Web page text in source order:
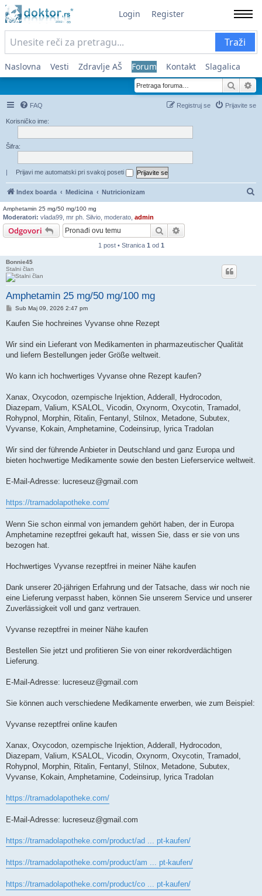
Login Register
Traži
Naslovna Vesti Zdravlje AŠ Forum Kontakt Slagalica
FAQ Prijavite se
Registruj se
Korisničko ime:
Šifra:
| Prijavi me automatski pri svakoj poseti
Index boarda Medicina Nutricionizam
Amphetamin 25 mg/50 mg/100 mg
Moderatori: vlada99 mr ph. Silvio moderato admin
Odgovori Pretraga
1 post • Stranica 1 od 1
Bonnie45
Stalni član
Amphetamin 25 mg/50 mg/100 mg
Post
Sub Maj 09, 2026 2:47 pm
Kaufen Sie hochreines Vyvanse ohne Rezept
Wir sind ein Lieferant von Medikamenten in pharmazeutischer Qualität
und liefern Bestellungen jeder Größe weltweit.
Wo kann ich hochwertiges Vyvanse ohne Rezept kaufen?
Xanax, Oxycodon, ozempische Injektion, Adderall, Hydrocodon,
Diazepam, Valium, KSALOL, Vicodin, Oxynorm, Oxycotin, Tramadol,
Rohypnol, Morphin, Ritalin, Fentanyl, Stilnox, Metadone, Subutex,
Vyvanse, Kokain, Amphetamine, Codeinsirup, lyrica Tradolan
Wir sind der führende Anbieter in Deutschland und ganz Europa und
bieten hochwertige Medikamente sowie den besten Lieferservice weltweit.
E-Mail-Adresse: lucreseuz@gmail.com
https://tramadolapotheke.com/
Wenn Sie schon einmal von jemandem gehört haben, der in Europa
Amphetamine rezeptfrei gekauft hat, wissen Sie, dass er sie von uns
bezogen hat.
Hochwertiges Vyvanse rezeptfrei in meiner Nähe kaufen
Dank unserer 20-jährigen Erfahrung und der Tatsache, dass wir noch nie
eine Lieferung verpasst haben, können Sie unserem Service und unserer
Zuverlässigkeit voll und ganz vertrauen.
Vyvanse rezeptfrei in meiner Nähe kaufen
Bestellen Sie jetzt und profitieren Sie von einer rekordverdächtigen
Lieferung.
E-Mail-Adresse: lucreseuz@gmail.com
Sie können auch verschiedene Medikamente erwerben, wie zum Beispiel:
Vyvanse rezeptfrei online kaufen
Xanax, Oxycodon, ozempische Injektion, Adderall, Hydrocodon,
Diazepam, Valium, KSALOL, Vicodin, Oxynorm, Oxycotin, Tramadol,
Rohypnol, Morphin, Ritalin, Fentanyl, Stilnox, Metadone, Subutex,
Vyvanse, Kokain, Amphetamine, Codeinsirup, lyrica Tradolan
https://tramadolapotheke.com/
E-Mail-Adresse: lucreseuz@gmail.com
https://tramadolapotheke.com/product/ad ... pt-kaufen/
https://tramadolapotheke.com/product/am ... pt-kaufen/
https://tramadolapotheke.com/product/co ... pt-kaufen/